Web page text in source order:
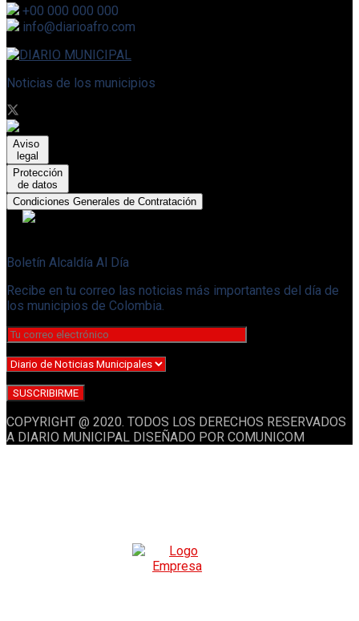
+00 000 000 000
info@diarioafro.com
Noticias de los municipios
Aviso
legal
Protección
de datos
Condiciones Generales de Contratación
Boletín Alcaldía Al Día
Recibe en tu correo las noticias más importantes del día de
los municipios de Colombia.
COPYRIGHT @ 2020. TODOS LOS DERECHOS RESERVADOS
A DIARIO MUNICIPAL DISEÑADO POR COMUNICOM